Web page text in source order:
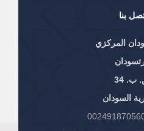
بنا
المركزي
34
السودان